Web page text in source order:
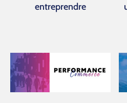
entreprendre